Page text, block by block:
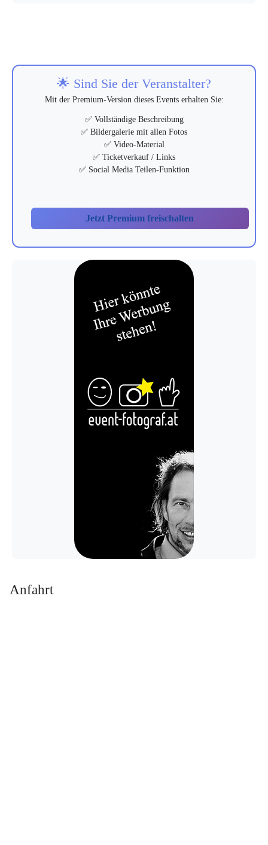
🌟 Sind Sie der Veranstalter?
Mit der Premium-Version dieses Events erhalten Sie:
✅ Vollständige Beschreibung
✅ Bildergalerie mit allen Fotos
✅ Video-Material
✅ Ticketverkauf / Links
✅ Social Media Teilen-Funktion
Jetzt Premium freischalten
Anfahrt